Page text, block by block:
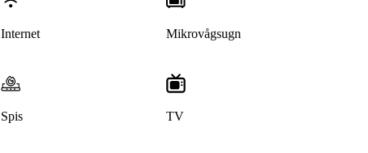
Internet Mikrovågsugn
Spis TV